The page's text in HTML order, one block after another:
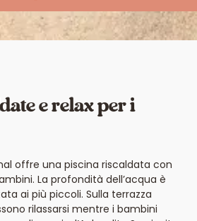
e relax per i
offre una piscina riscaldata con
La profondità dell’acqua è
ai più piccoli. Sulla terrazza
rilassarsi mentre i bambini